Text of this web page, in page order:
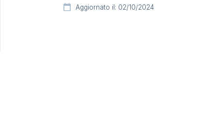
Aggiornato il: 02/10/2024